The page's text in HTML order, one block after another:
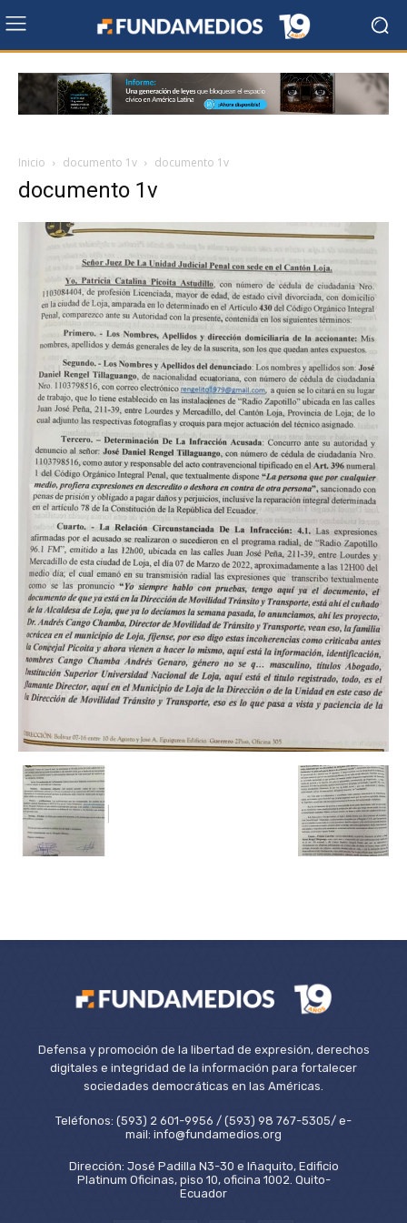
Inicio documento 1v documento 1v
documento 1v
Defensa y promoción de la libertad de expresión, derechos
digitales e integridad de la información para fortalecer
sociedades democráticas en las Américas.
Teléfonos: (593) 2 601-9956 / (593) 98 767-5305/ e-
mail: info@fundamedios.org
Dirección: José Padilla N3-30 e Iñaquito, Edificio
Platinum Oficinas, piso 10, oficina 1002. Quito-
Ecuador